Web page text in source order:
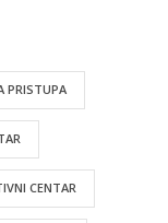
PRISTUPA
CENTAR